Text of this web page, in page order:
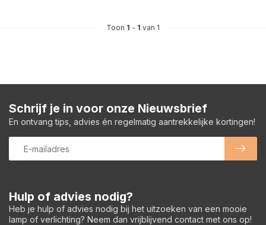
Toon 1 - 1 van 1
Hulp of advies nodig?
Heb je hulp of advies nodig bij het uitzoeken van een mooie
lamp of verlichting? Neem dan vrijblijvend contact met ons op!
Schrijf je in voor onze Nieuwsbrief
En ontvang tips, advies én regelmatig aantrekkelijke kortingen!